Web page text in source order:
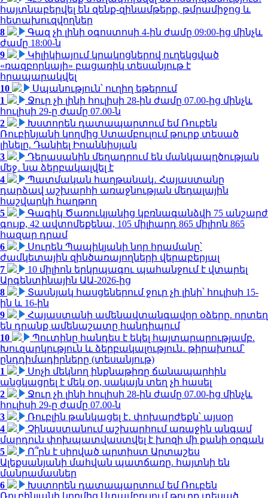
հայտնաբերվել են զենք-զինամթերք, թմրամիջոց և
հետախուզվողներ
8
Գազ չի լինի օգոստոսի 4-ին ժամը 09:00-ից մինչև
ժամը 18:00-ն
9
Կիլիկիայում կրակոցներով ուղեկցված
«ռազբորկայի» բացառիկ տեսանյութ է
հրապարակվել
10
Սպանություն՝ ուղիղ եթերում
1
Ջուր չի լինի հուլիսի 28-ին ժամը 07.00-ից մինչև
հուլիսի 29-ը ժամը 07.00-ն
2
Խստորեն դատապարտում եմ Ռուբեն
Ռուբինյանի կողմից Ստամբուլում թուրք տեսած
լինելը. Դանիել Իոաննիսյան
3
Դերասանին մեղադրում են մանկապղծության
մեջ․ նա ձերբակալվել է
4
Պատմական հաղթանակ․ Հայաստանը
դարձավ աշխարհի առաջնության մեդալային
հաշվարկի հաղթող
5
Գագիկ Ծառուկյանից կբռնագանձվի 75 անշարժ
գույք, 42 ավտոմեքենա, 105 միլիարդ 865 միլիոն 865
հազար դրամ
6
Սուրեն Պապիկյանի նոր հրամանը՝
ժամկետային զինծառայողների վերաբերյալ
7
10 միլիոն երկրպագու պահանջում է վտարել
Արգենտինային ԱԱ-2026-ից
8
Տասնյակ հասցեներում ջուր չի լինի՝ հուլիսի 15-
ին և 16-ին
9
Հայաստանի ամենավտանգավոր օձերը. որտեղ
են դրանք ամենաշատը հանդիպում
10
Պուտինը հանդես է եկել հայտարարությամբ.
Խուզարկություն և ձերբակալություն․ թիրախում՝
ընդդիմադիրները (տեսանյութ)
1
Սոչի մեկնող ինքնաթիռը ճանապարհին
անցկացրել է մեկ օր, սակայն տեղ չի հասել
2
Ջուր չի լինի հուլիսի 28-ին ժամը 07.00-ից մինչև
հուլիսի 29-ը ժամը 07.00-ն
3
Ռուբլին թանկացել է․ փոխարժեքն՝ այսօր
4
Չինաստանում աշխարհում առաջին անգամ
մարդուն փոխպատվաստվել է խոզի մի քանի օրգան
5
Ո՞րն է սիրված արտիստ Արտաշես
Ալեքսանյանի մահվան պատճառը. հայտնի են
մանրամասներ
6
Խստորեն դատապարտում եմ Ռուբեն
Ռուբինյանի կողմից Ստամբուլում թուրք տեսած